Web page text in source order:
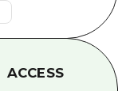
行者向け情報一
ACCESS